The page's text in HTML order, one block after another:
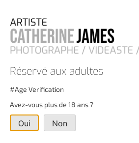
Réservé aux adultes
#Age Verification
Avez-vous plus de 18 ans ?
Oui Non